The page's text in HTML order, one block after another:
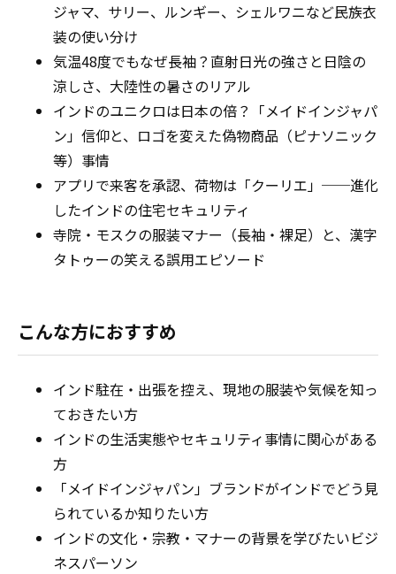
ジャマ、サリー、ルンギー、シェルワニなど民族衣
装の使い分け
気温48度でもなぜ長袖？直射日光の強さと日陰の
涼しさ、大陸性の暑さのリアル
インドのユニクロは日本の倍？「メイドインジャパ
ン」信仰と、ロゴを変えた偽物商品（ピナソニック
等）事情
アプリで来客を承認、荷物は「クーリエ」──進化
したインドの住宅セキュリティ
寺院・モスクの服装マナー（長袖・裸足）と、漢字
タトゥーの笑える誤用エピソード
こんな方におすすめ
インド駐在・出張を控え、現地の服装や気候を知っ
ておきたい方
インドの生活実態やセキュリティ事情に関心がある
方
「メイドインジャパン」ブランドがインドでどう見
られているか知りたい方
インドの文化・宗教・マナーの背景を学びたいビジ
ネスパーソン